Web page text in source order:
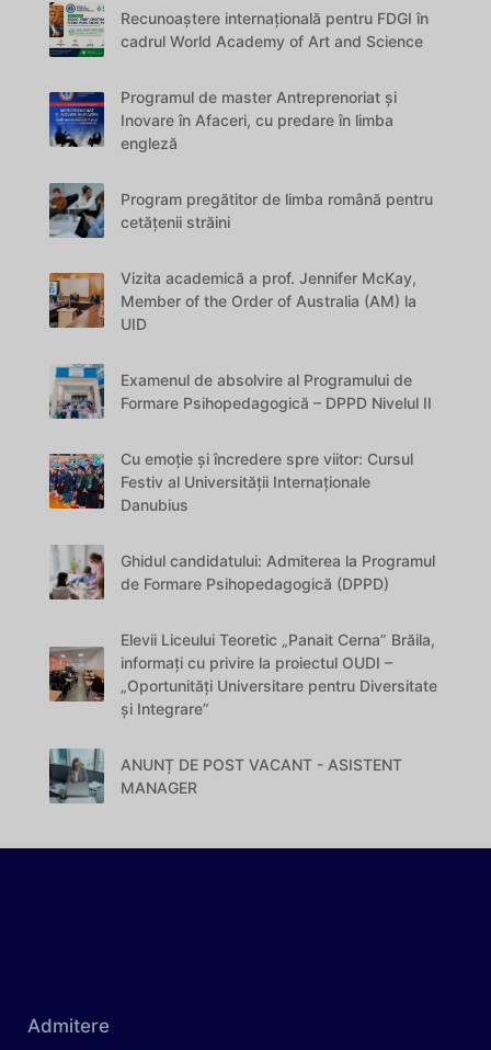
Recunoaștere internațională pentru FDGI în
cadrul World Academy of Art and Science
Programul de master Antreprenoriat și
Inovare în Afaceri, cu predare în limba
engleză
Program pregătitor de limba română pentru
cetățenii străini
Vizita academică a prof. Jennifer McKay,
Member of the Order of Australia (AM) la
UID
Examenul de absolvire al Programului de
Formare Psihopedagogică – DPPD Nivelul II
Cu emoție și încredere spre viitor: Cursul
Festiv al Universității Internaționale
Danubius
Ghidul candidatului: Admiterea la Programul
de Formare Psihopedagogică (DPPD)
Elevii Liceului Teoretic „Panait Cerna” Brăila,
informați cu privire la proiectul OUDI –
„Oportunități Universitare pentru Diversitate
și Integrare”
ANUNȚ DE POST VACANT - ASISTENT
MANAGER
Admitere